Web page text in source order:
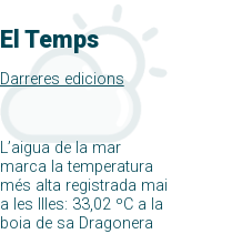
El Temps
Darreres edicions
L’aigua de la mar
marca la temperatura
més alta registrada mai
a les Illes: 33,02 ºC a la
boia de sa Dragonera